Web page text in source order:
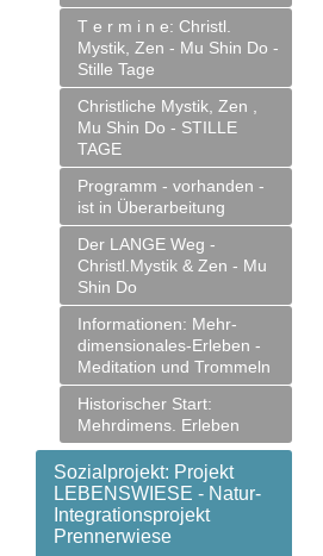
T e r m i n e: Christl.
Mystik, Zen - Mu Shin Do -
Stille Tage
Christliche Mystik, Zen ,
Mu Shin Do - STILLE
TAGE
Programm - vorhanden -
ist in Überarbeitung
Der LANGE Weg -
Christl.Mystik & Zen - Mu
Shin Do
Informationen: Mehr-
dimensionales-Erleben -
Meditation und Trommeln
Historischer Start:
Mehrdimens. Erleben
Sozialprojekt: Projekt
LEBENSWIESE - Natur-
Integrationsprojekt
Prennerwiese